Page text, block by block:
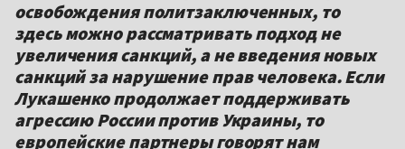
освобождения политзаключенных, то
здесь можно рассматривать подход не
увеличения санкций, а не введения новых
санкций за нарушение прав человека. Если
Лукашенко продолжает поддерживать
агрессию России против Украины, то
европейские партнеры говорят нам